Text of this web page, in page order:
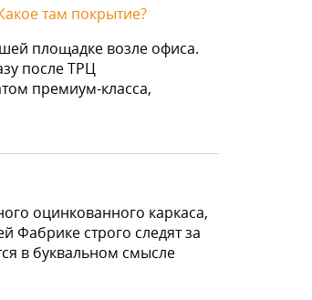
там покрытие?
площадке возле офиса.
после ТРЦ
премиум-класса,
оцинкованного каркаса,
Фабрике строго следят за
в буквальном смысле